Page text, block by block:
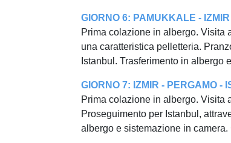
GIORNO 6: PAMUKKALE -
Prima colazione in albergo. Visita
una caratteristica pelletteria.
Istanbul. Trasferimento in albergo
GIORNO 7: IZMIR - PERGAMO -
Prima colazione in albergo. Visita
Proseguimento per Istanbul,
albergo e sistemazione in